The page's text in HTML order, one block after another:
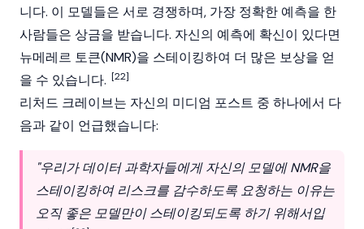
니다. 이 모델들은 서로 경쟁하며, 가장 정확한 예측을 한
사람들은 상금을 받습니다. 자신의 예측에 확신이 있다면
뉴메레르 토큰(NMR)을 스테이킹하여 더 많은 보상을 얻
을 수 있습니다. [22]
리처드 크레이브는 자신의 미디엄 포스트 중 하나에서 다
음과 같이 언급했습니다:
"우리가 데이터 과학자들에게 자신의 모델에 NMR을
스테이킹하여 리스크를 감수하도록 요청하는 이유는
오직 좋은 모델만이 스테이킹되도록 하기 위해서입